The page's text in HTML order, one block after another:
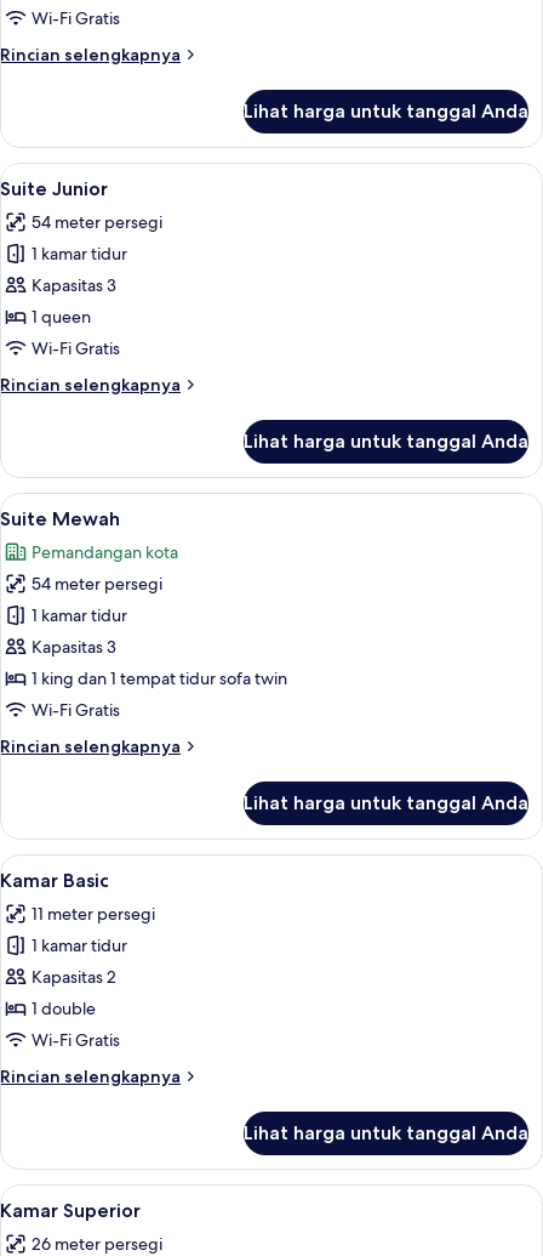
Wi-Fi Gratis
Rincian selengkapnya
Rincian
Kamar
Elite
Lihat harga untuk tanggal Anda
Lihat
semua
foto
untuk
Suite
Junior
Suite Junior | Seprai katun Mesir,
19
Suite Junior
54 meter persegi
1 kamar tidur
Kapasitas 3
1 queen
Wi-Fi Gratis
Rincian selengkapnya
Rincian
Suite
Junior
Lihat harga untuk tanggal Anda
Lihat
semua
foto
untuk
Suite
Mewah
22
Suite Mewah
Pemandangan kota
54 meter persegi
1 kamar tidur
Kapasitas 3
1 king dan 1 tempat tidur sofa twin
Wi-Fi Gratis
Rincian selengkapnya
Rincian
Suite
Mewah
Lihat harga untuk tanggal Anda
Lihat
semua
foto
untuk
Kamar
Basic
Kamar Basic | Seprai katun Mesir,
13
Kamar Basic
11 meter persegi
1 kamar tidur
Kapasitas 2
1 double
Wi-Fi Gratis
Rincian selengkapnya
Rincian
Kamar
Basic
Lihat harga untuk tanggal Anda
Lihat
semua
Kamar Superior | Seprai katun
15
Kamar Superior
26 meter persegi